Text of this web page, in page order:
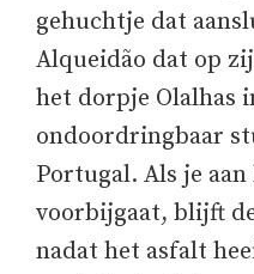
gehuchtje dat
Alqueidão dat op
het dorpje Olalhas
ondoordringbaar
Portugal. Als je aan
voorbijgaat, blijft
nadat het asfalt